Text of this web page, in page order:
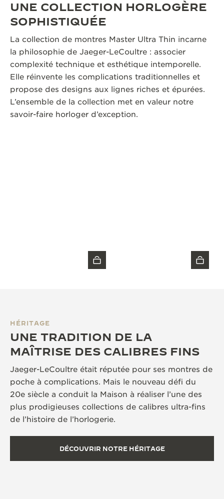
UNE COLLECTION HORLOGÈRE
SOPHISTIQUÉE
La collection de montres Master Ultra Thin incarne
la philosophie de Jaeger-LeCoultre : associer
complexité technique et esthétique intemporelle.
Elle réinvente les complications traditionnelles et
propose des designs aux lignes riches et épurées.
L’ensemble de la collection met en valeur notre
savoir-faire horloger d’exception.
HÉRITAGE
UNE TRADITION DE LA
MAÎTRISE DES CALIBRES FINS
Jaeger-LeCoultre était réputée pour ses montres de
poche à complications. Mais le nouveau défi du
20e siècle a conduit la Maison à réaliser l’une des
plus prodigieuses collections de calibres ultra-fins
de l’histoire de l’horlogerie.
DÉCOUVRIR NOTRE HÉRITAGE